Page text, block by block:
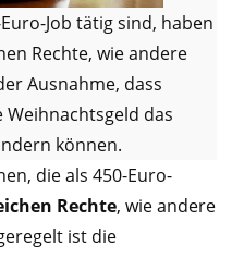
Job tätig sind, haben
Rechte, wie andere
Ausnahme, dass
das
können.
die als 450-Euro-
Rechte, wie andere
ist die